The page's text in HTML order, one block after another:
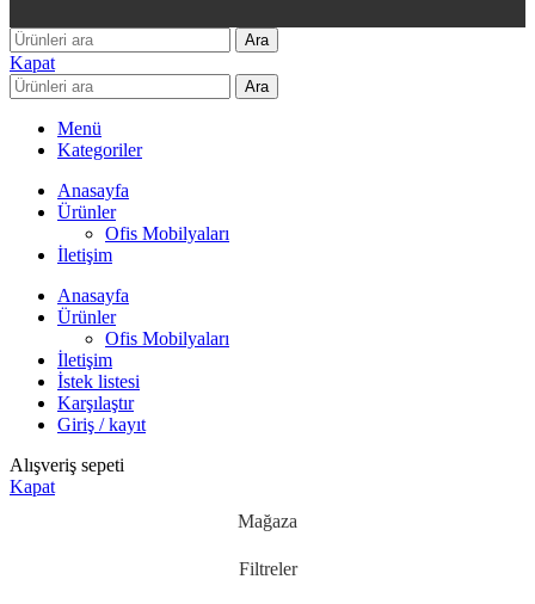
Ara
Kapat
Ara
Menü
Kategoriler
Anasayfa
Ürünler
Ofis Mobilyaları
İletişim
Anasayfa
Ürünler
Ofis Mobilyaları
İletişim
İstek listesi
Karşılaştır
Giriş / kayıt
Alışveriş sepeti
Kapat
Mağaza
Filtreler